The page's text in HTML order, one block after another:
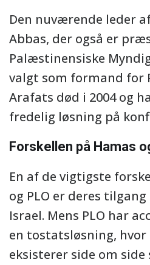
Den nuværende leder
Abbas, der også er
Palæstinensiske
valgt som formand for
Arafats død i 2004 og
fredelig løsning på
Forskellen på Hamas
En af de vigtigste
og PLO er deres
Israel. Mens PLO har
en tostatsløsning,
eksisterer side om